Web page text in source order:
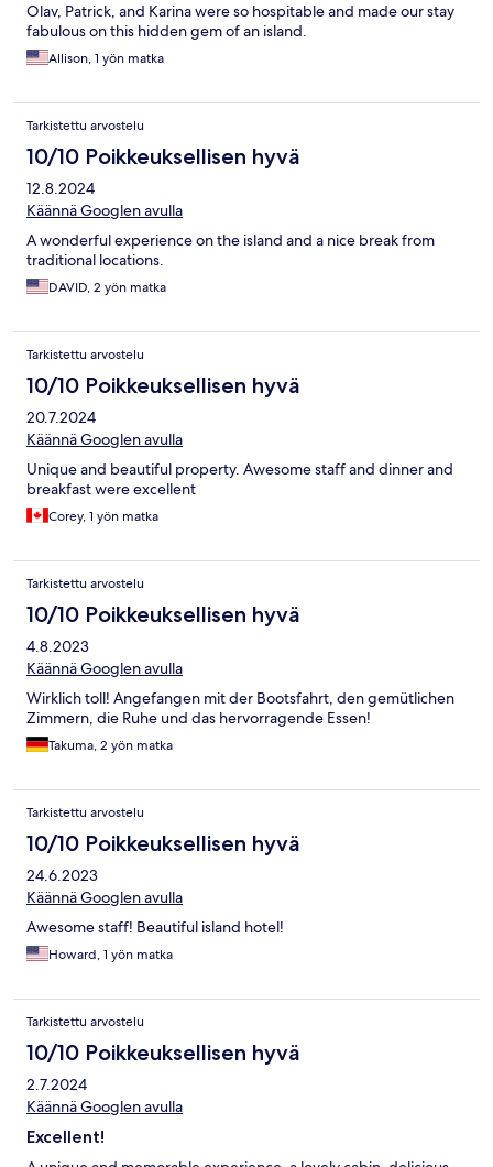
Olav, Patrick, and Karina were so hospitable and made our stay
fabulous on this hidden gem of an island.
Allison, 1 yön matka
Tarkistettu arvostelu
10/10 Poikkeuksellisen hyvä
12.8.2024
Käännä Googlen avulla
A wonderful experience on the island and a nice break from
traditional locations.
DAVID, 2 yön matka
Tarkistettu arvostelu
10/10 Poikkeuksellisen hyvä
20.7.2024
Käännä Googlen avulla
Unique and beautiful property. Awesome staff and dinner and
breakfast were excellent
Corey, 1 yön matka
Tarkistettu arvostelu
10/10 Poikkeuksellisen hyvä
4.8.2023
Käännä Googlen avulla
Wirklich toll! Angefangen mit der Bootsfahrt, den gemütlichen
Zimmern, die Ruhe und das hervorragende Essen!
Takuma, 2 yön matka
Tarkistettu arvostelu
10/10 Poikkeuksellisen hyvä
24.6.2023
Käännä Googlen avulla
Awesome staff! Beautiful island hotel!
Howard, 1 yön matka
Tarkistettu arvostelu
10/10 Poikkeuksellisen hyvä
2.7.2024
Käännä Googlen avulla
Excellent!